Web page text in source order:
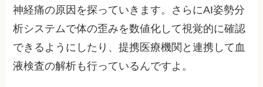
神経痛の原因を探っていきます。さらにAI姿勢分
析システムで体の歪みを数値化して視覚的に確認
できるようにしたり、提携医療機関と連携して血
液検査の解析も行っているんですよ。